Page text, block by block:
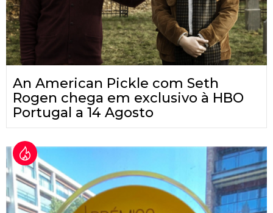
An American Pickle com Seth
Rogen chega em exclusivo à HBO
Portugal a 14 Agosto